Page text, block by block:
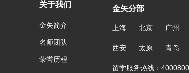
关于我们
金矢简介
名师团队
荣誉历程
金矢分部
上海 北京 广州
西安 太原 青岛
留学服务热线：